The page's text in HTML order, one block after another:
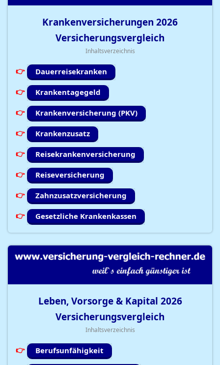
Krankenversicherungen 2026
Versicherungsvergleich
Inhaltsverzeichnis
Dauerreisekranken
Krankentagegeld
Krankenversicherung (PKV)
Krankenzusatz
Reisekrankenversicherung
Reiseversicherung
Zahnzusatzversicherung
Gesetzliche Krankenkassen
Leben, Vorsorge & Kapital 2026
Versicherungsvergleich
Inhaltsverzeichnis
Berufsunfähigkeit